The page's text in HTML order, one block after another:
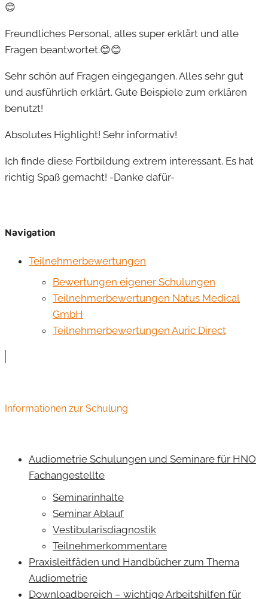
😊
Freundliches Personal, alles super erklärt und alle
Fragen beantwortet.😊😊
Sehr schön auf Fragen eingegangen. Alles sehr gut
und ausführlich erklärt. Gute Beispiele zum erklären
benutzt!
Absolutes Highlight! Sehr informativ!
Ich finde diese Fortbildung extrem interessant. Es hat
richtig Spaß gemacht! -Danke dafür-
Navigation
Teilnehmerbewertungen
Bewertungen eigener Schulungen
Teilnehmerbewertungen Natus Medical
GmbH
Teilnehmerbewertungen Auric Direct
Informationen zur Schulung
Audiometrie Schulungen und Seminare für HNO
Fachangestellte
Seminarinhalte
Seminar Ablauf
Vestibularisdiagnostik
Teilnehmerkommentare
Praxisleitfäden und Handbücher zum Thema
Audiometrie
Downloadbereich – wichtige Arbeitshilfen für